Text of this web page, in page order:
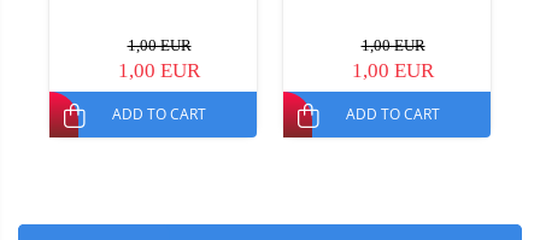
1,00 EUR
1,00 EUR
ADD TO CART
1,00 EUR
1,00 EUR
ADD TO CART